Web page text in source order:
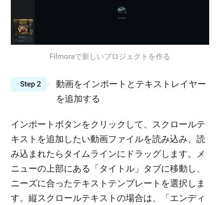
Filmoraで新しいプロジェクトを作る
Step 2
動画をインポートとテキストレイヤー
を追加する
インポートボタンをクリックして、スクロールテ
キストを追加したい動画ファイルを読み込み、読
み込まれたらタイムラインにドラッグします。メ
ニューの上部にある「タイトル」タブに移動し、
ニーズに合ったテキストテンプレートを選択しま
す。縦スクロールテキストの場合は、「エンディ